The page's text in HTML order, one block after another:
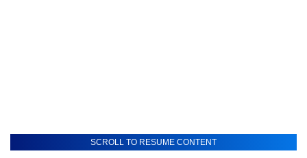
SCROLL TO RESUME CONTENT